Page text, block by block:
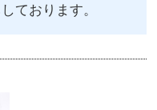
ております。